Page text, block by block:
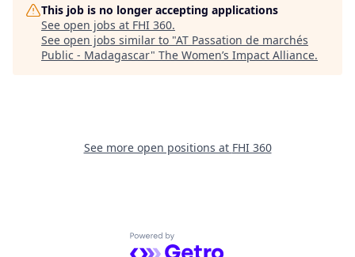
This job is no longer accepting applications
See open jobs at FHI 360.
See open jobs similar to "AT Passation de marchés
Public - Madagascar" The Women’s Impact Alliance.
See more open positions at FHI 360
Powered by Getro.com